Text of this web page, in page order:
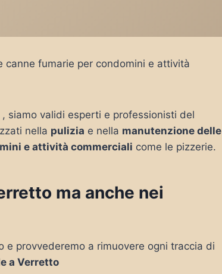
canne fumarie per condomini e attività
siamo validi esperti e professionisti del
nella pulizia e nella manutenzione delle
e attività commerciali come le pizzerie.
ma anche nei
e provvederemo a rimuovere ogni traccia di
a Verretto